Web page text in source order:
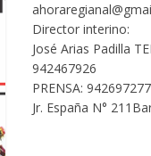
Director interino:
José Arias Padilla
942467926
PRENSA:
Jr. España N°